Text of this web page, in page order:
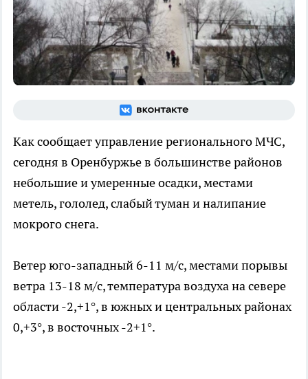
Как сообщает управление регионального МЧС,
сегодня в Оренбуржье в большинстве районов
небольшие и умеренные осадки, местами
метель, гололед, слабый туман и налипание
мокрого снега.
Ветерюго-западный 6-11 м/с, местами порывы
ветра 13-18 м/с, температура воздуха на севере
области-2,+1°, в южных и центральных районах
0,+3°, в восточных -2+1°.